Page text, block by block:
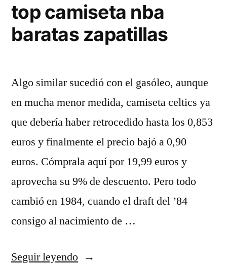
top camiseta nba
baratas zapatillas
Algo similar sucedió con el gasóleo, aunque
en mucha menor medida, camiseta celtics ya
que debería haber retrocedido hasta los 0,853
euros y finalmente el precio bajó a 0,90
euros. Cómprala aquí por 19,99 euros y
aprovecha su 9% de descuento. Pero todo
cambió en 1984, cuando el draft del ’84
consigo al nacimiento de …
Seguir leyendo«top